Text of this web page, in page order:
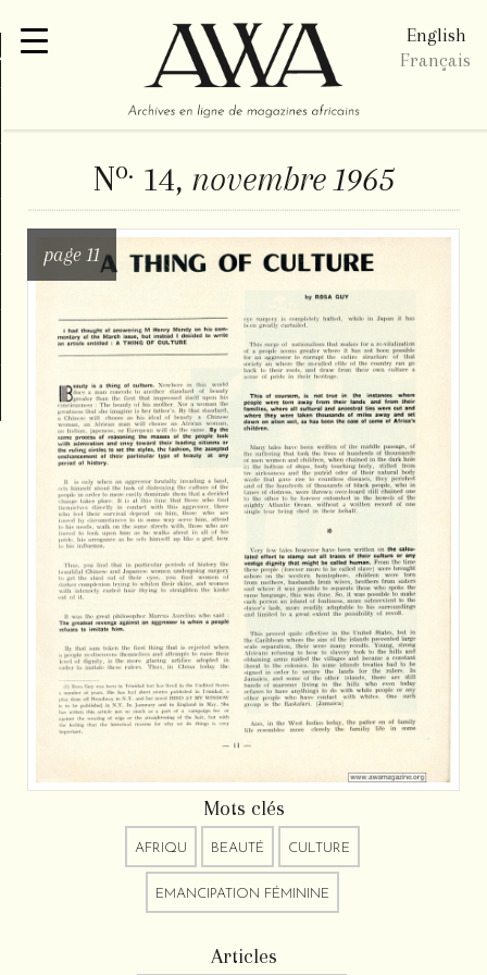
English
Français
No. 14, novembre 1965
page 11
Mots clés
AFRIQU BEAUTÉ CULTURE
EMANCIPATION FÉMININE
Articles